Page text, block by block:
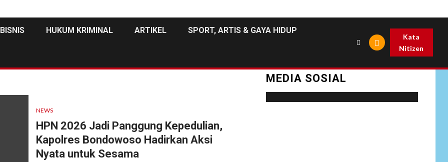
HUKUM KRIMINAL ARTIKEL SPORT, ARTIS & GAYA HIDUP
Kata
Nitizen
NEWS
HPN 2026 Jadi Panggung Kepedulian,
Kapolres Bondowoso Hadirkan Aksi
Nyata untuk Sesama
MEDIA SOSIAL